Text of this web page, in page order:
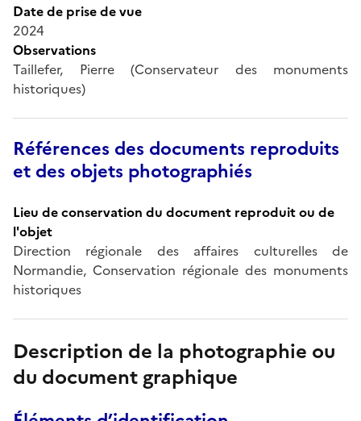
Date de prise de vue
2024
Observations
Taillefer, Pierre (Conservateur des monuments
historiques)
Références des documents reproduits
et des objets photographiés
Lieu de conservation du document reproduit ou de
l'objet
Direction régionale des affaires culturelles de
Normandie, Conservation régionale des monuments
historiques
Description de la photographie ou
du document graphique